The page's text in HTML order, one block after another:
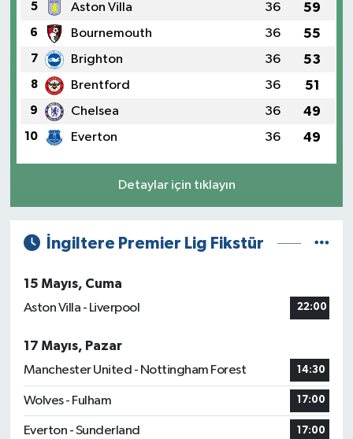
5 Aston Villa 36 59
6 Bournemouth 36 55
7 Brighton 36 53
8 Brentford 36 51
9 Chelsea 36 49
10 Everton 36 49
Detaylar için tıklayın
İngiltere Premier Lig Fikstür
15 Mayıs, Cuma
Aston Villa - Liverpool
22:00
17 Mayıs, Pazar
Manchester United - Nottingham Forest
14:30
Wolves - Fulham 17:00
Everton - Sunderland 17:00